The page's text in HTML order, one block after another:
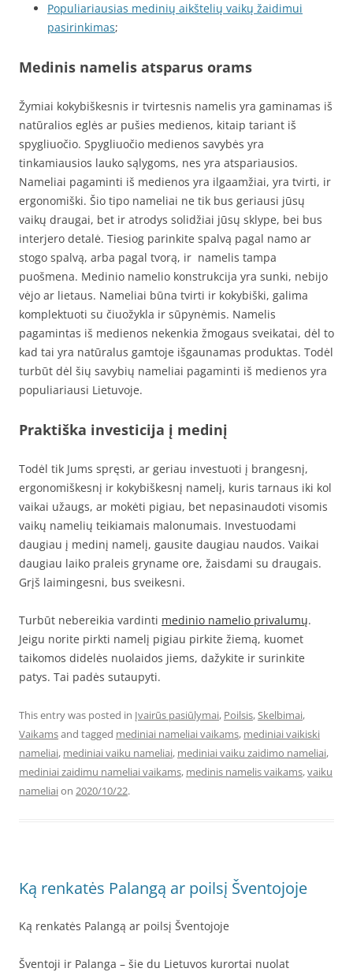
Populiariausias medinių aikštelių vaikų žaidimui
pasirinkimas;
Medinis namelis atsparus orams
Žymiai kokybiškesnis ir tvirtesnis namelis yra gaminamas iš
natūralios eglės ar pušies medienos, kitaip tariant iš
spygliuočio. Spygliuočio medienos savybės yra
tinkamiausios lauko sąlygoms, nes yra atspariausios.
Nameliai pagaminti iš medienos yra ilgaamžiai, yra tvirti, ir
ergonomiški. Šio tipo nameliai ne tik bus geriausi jūsų
vaikų draugai, bet ir atrodys solidžiai jūsų sklype, bei bus
interjero detalė. Tiesiog parinkite spalvą pagal namo ar
stogo spalvą, arba pagal tvorą, ir namelis tampa
puošmena. Medinio namelio konstrukcija yra sunki, nebijo
vėjo ar lietaus. Nameliai būna tvirti ir kokybiški, galima
komplektuoti su čiuožykla ir sūpynėmis. Namelis
pagamintas iš medienos nekenkia žmogaus sveikatai, dėl to
kad tai yra natūralus gamtoje išgaunamas produktas. Todėl
turbūt dėl šių savybių nameliai pagaminti iš medienos yra
populiariausi Lietuvoje.
Praktiška investicija į medinį
Todėl tik Jums spręsti, ar geriau investuoti į brangesnį,
ergonomiškesnį ir kokybiškesnį namelį, kuris tarnaus iki kol
vaikai užaugs, ar mokėti pigiau, bet nepasinaudoti visomis
vaikų namelių teikiamais malonumais. Investuodami
daugiau į medinį namelį, gausite daugiau naudos. Vaikai
daugiau laiko praleis gryname ore, žaisdami su draugais.
Grįš laimingesni, bus sveikesni.
Turbūt nebereikia vardinti medinio namelio privalumų.
Jeigu norite pirkti namelį pigiau pirkite žiemą, kuomet
taikomos didelės nuolaidos jiems, dažykite ir surinkite
patys. Tai padės sutaupyti.
This entry was posted in Įvairūs pasiūlymai, Poilsis,Skelbimai,
Vaikamsand tagged mediniai nameliai vaikams, mediniai vaikiski
nameliai, mediniai vaiku nameliai, mediniai vaiku zaidimo nameliai,
mediniai zaidimu nameliai vaikams, medinis namelis vaikams,vaiku
nameliaion 2020/10/22.
Ką renkatės Palangą ar poilsį Šventojoje
Ką renkatės Palangą ar poilsį Šventojoje
Šventoji ir Palanga – šie du Lietuvos kurortai nuolat